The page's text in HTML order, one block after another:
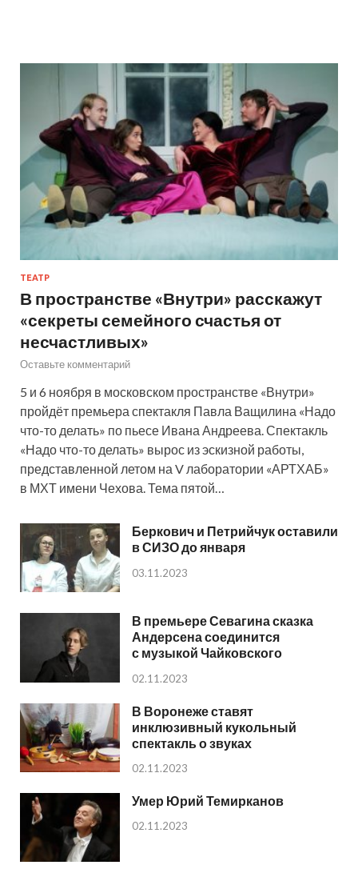
ТЕАТР
В пространстве «Внутри» расскажут
«секреты семейного счастья от
несчастливых»
Оставьте комментарий
5 и 6 ноября в московском пространстве «Внутри»
пройдёт премьера спектакля Павла Ващилина «Надо
что-то делать» по пьесе Ивана Андреева. Спектакль
«Надо что-то делать» вырос из эскизной работы,
представленной летом на V лаборатории «АРТХАБ»
в МХТ имени Чехова. Тема пятой…
Беркович и Петрийчук оставили
в СИЗО до января
03.11.2023
В премьере Севагина сказка
Андерсена соединится
с музыкой Чайковского
02.11.2023
В Воронеже ставят
инклюзивный кукольный
спектакль о звуках
02.11.2023
Умер Юрий Темирканов
02.11.2023